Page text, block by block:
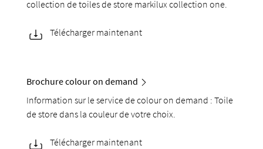
collection de toiles de store markilux collection one.
Télécharger maintenant
Brochure colour on demand
Information sur le service de colour on demand : Toile
de store dans la couleur de votre choix.
Télécharger maintenant